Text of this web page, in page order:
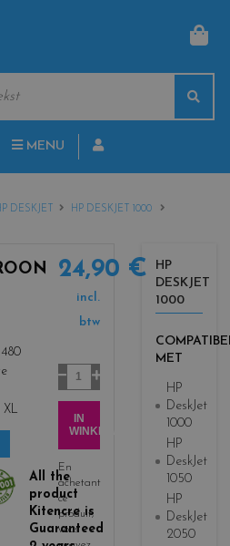
MENU
DESKJET
HP DESKJET 1000
480
XL
All the
product
Kitencre is
Guaranteed
24,90 €
incl.
btw
Aantal
IN
WINKELWAGEN
En
achetant
ce
produit,
vous
HP
DESKJET
1000
MET
HP
DeskJet
1000
HP
DeskJet
1050
HP
DeskJet
2050